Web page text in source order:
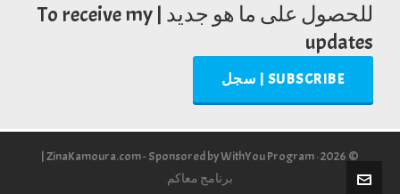
للحصول على ما هو جديد | To receive my
updates
SUBSCRIBE | سجل
© 2026 · ZinaKamoura.com - Sponsored by WithYou Program |
برنامج معاكم